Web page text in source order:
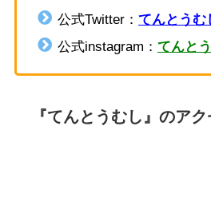
公式Twitter：てんとう
公式instagram：てんと
『てんとうむし』のア